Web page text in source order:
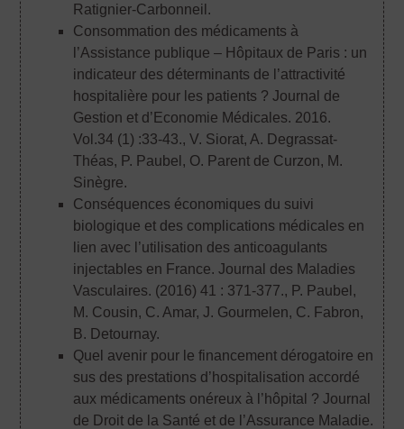
Ratignier-Carbonneil.
Consommation des médicaments à
l’Assistance publique – Hôpitaux de Paris : un
indicateur des déterminants de l’attractivité
hospitalière pour les patients ? Journal de
Gestion et d’Economie Médicales. 2016.
Vol.34 (1) :33-43., V. Siorat, A. Degrassat-
Théas, P. Paubel, O. Parent de Curzon, M.
Sinègre.
Conséquences économiques du suivi
biologique et des complications médicales en
lien avec l’utilisation des anticoagulants
injectables en France. Journal des Maladies
Vasculaires. (2016) 41 : 371-377., P. Paubel,
M. Cousin, C. Amar, J. Gourmelen, C. Fabron,
B. Detournay.
Quel avenir pour le financement dérogatoire en
sus des prestations d’hospitalisation accordé
aux médicaments onéreux à l’hôpital ? Journal
de Droit de la Santé et de l’Assurance Maladie.